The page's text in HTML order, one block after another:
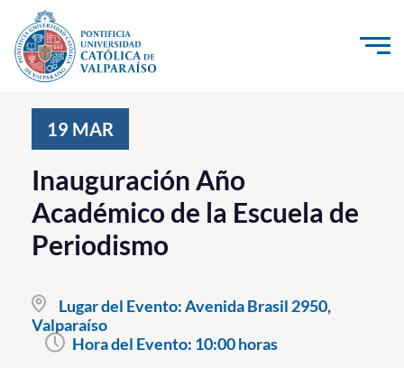
Click acá para ir directamente al contenido
Investigación, Creación e Innovación
PUCV Internacional
Vinculación con el Medio
Pregrado
Postgrado
19 MAR
Inauguración Año
Académico de la Escuela de
Periodismo
Lugar del Evento:Avenida Brasil 2950,
Valparaíso
Hora del Evento: 10:00 horas